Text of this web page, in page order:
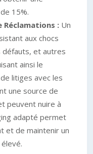
15%.
Réclamations : Un
aux chocs
défauts, et autres
ainsi le
litiges avec les
une source de
peuvent nuire à
adapté permet
et de maintenir un